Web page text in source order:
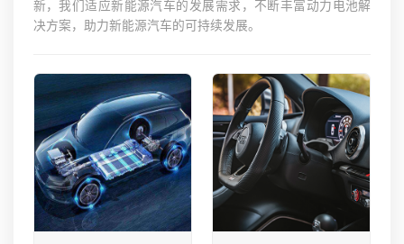
新，我们适应新能源汽车的发展需求，不断丰富动力电池解
决方案，助力新能源汽车的可持续发展。